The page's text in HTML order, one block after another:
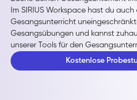
Im SIRIUS Workspace hast du
Gesangsunterricht
Gesangsübungen und kannst
unserer Tools für den
Kostenlose